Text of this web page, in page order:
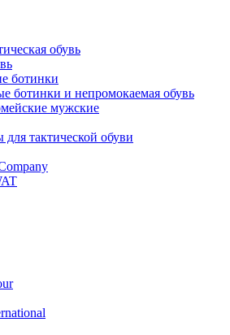
обувь
ботинки
ботинки и непромокаемая обувь
мужские
для тактической обуви